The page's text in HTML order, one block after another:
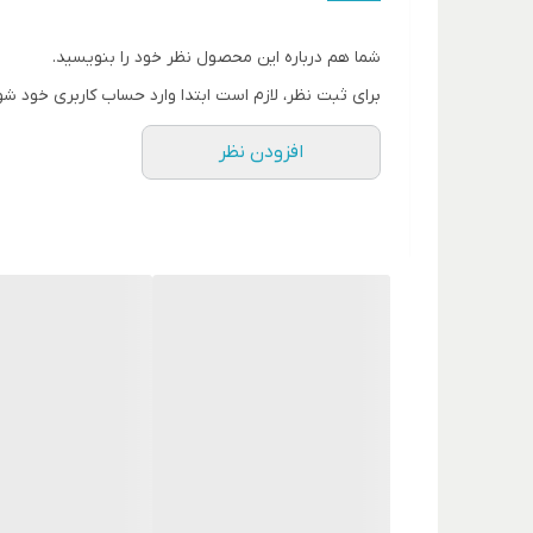
شما هم درباره این محصول نظر خود را بنویسید.
برای ثبت نظر، لازم است ابتدا وارد حساب کاربری خود
افزودن نظر